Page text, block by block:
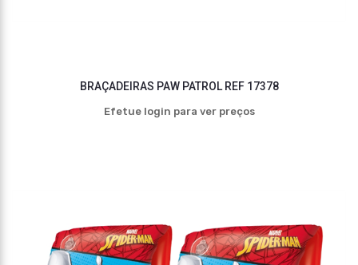
BRAÇADEIRAS PAW PATROL REF 17378
Efetue login para ver preços